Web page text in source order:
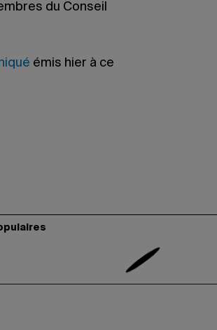
du Conseil
émis hier à ce